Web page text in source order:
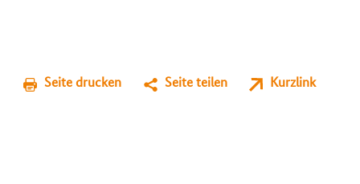
Seite drucken Seite teilen Kurzlink